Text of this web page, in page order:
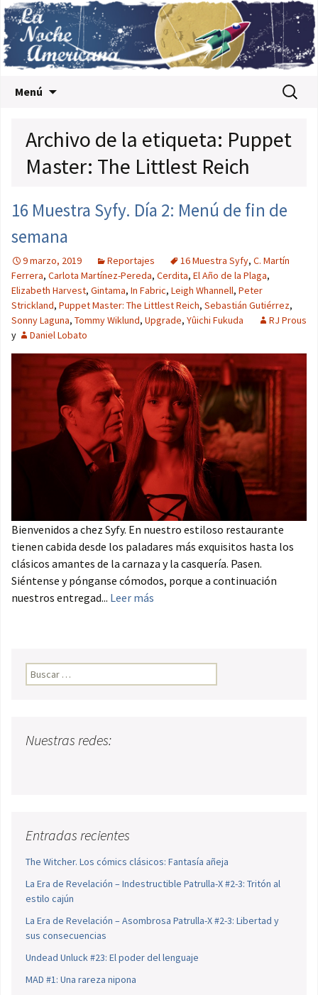
Menú Buscar:
Archivo de la etiqueta: Puppet
Master: The Littlest Reich
16 Muestra Syfy. Día 2: Menú de fin de
semana
9 marzo, 2019 Reportajes 16 Muestra Syfy, C. Martín
Ferrera, Carlota Martínez-Pereda, Cerdita, El Año de la Plaga,
Elizabeth Harvest, Gintama, In Fabric, Leigh Whannell, Peter
Strickland, Puppet Master: The Littlest Reich, Sebastián Gutiérrez,
Sonny Laguna, Tommy Wiklund, Upgrade, Yûichi Fukuda
RJ Prous
y
Daniel Lobato
Bienvenidos a chez Syfy. En nuestro estiloso restaurante
tienen cabida desde los paladares más exquisitos hasta los
clásicos amantes de la carnaza y la casquería. Pasen.
Siéntense y pónganse cómodos, porque a continuación
nuestros entregad... Leer más
Buscar:
Nuestras redes:
Entradas recientes
The Witcher. Los cómics clásicos: Fantasía añeja
La Era de Revelación – Indestructible Patrulla-X #2-3: Tritón al
estilo cajún
La Era de Revelación – Asombrosa Patrulla-X #2-3: Libertad y
sus consecuencias
Undead Unluck #23: El poder del lenguaje
MAD #1: Una rareza nipona